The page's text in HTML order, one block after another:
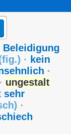
Beleidigung
fig.) · kein
·
· ungestalt
sehr
) ·